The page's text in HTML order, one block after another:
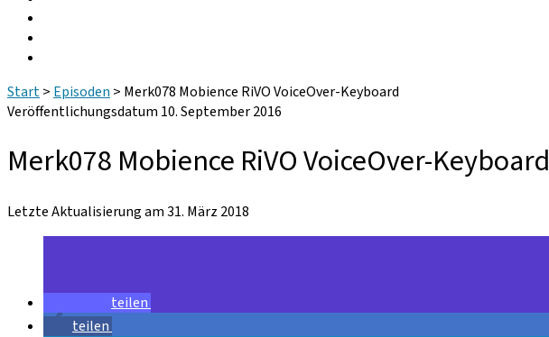
Start> Episoden > Merk078 Mobience RiVO VoiceOver-Keyboard
Veröffentlichungsdatum 10. September 2016
Merk078 Mobience RiVO VoiceOver-Keyboard
Letzte Aktualisierung am 31. März 2018
teilen
teilen